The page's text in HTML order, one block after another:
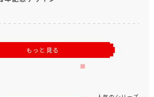
もっと見る